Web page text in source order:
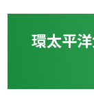
環太平